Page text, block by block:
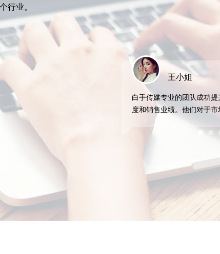
行业。
成功提升了我们的品牌知名
于市场趋势的洞察和营销
们对未来充满信心。
张先生
白手传媒以我们的需求为
准的营销解决方案，包括
营等服务。感谢他们的专